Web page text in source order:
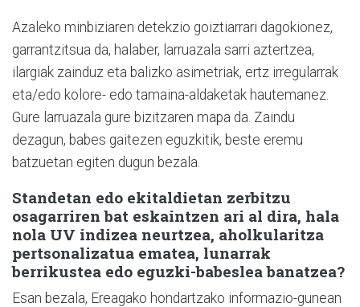
Azaleko minbiziaren detekzio goiztiarrari dagokionez,
garrantzitsua da, halaber, larruazala sarri aztertzea,
ilargiak zainduz eta balizko asimetriak, ertz irregularrak
eta/edo kolore- edo tamaina-aldaketak hautemanez.
Gure larruazala gure bizitzaren mapa da. Zaindu
dezagun, babes gaitezen eguzkitik, beste eremu
batzuetan egiten dugun bezala.
Standetan edo ekitaldietan zerbitzu
osagarriren bat eskaintzen ari al dira, hala
nola UV indizea neurtzea, aholkularitza
pertsonalizatua ematea, lunarrak
berrikustea edo eguzki-babeslea banatzea?
Esan bezala, Ereagako hondartzako informazio-gunean